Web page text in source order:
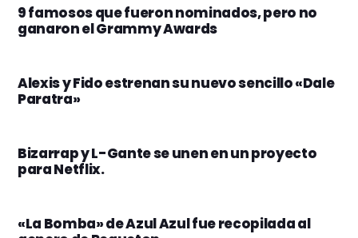
9 famosos que fueron nominados, pero no
ganaron el Grammy Awards
Alexis y Fido estrenan su nuevo sencillo «Dale
Paratra»
Bizarrap y L-Gante se unen en un proyecto
para Netflix.
«La Bomba» de Azul Azul fue recopilada al